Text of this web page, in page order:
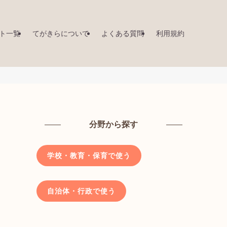
一覧 てがきらについて よくある質問 利用規約
分野から探す
学校・教育・保育で使う
自治体・行政で使う